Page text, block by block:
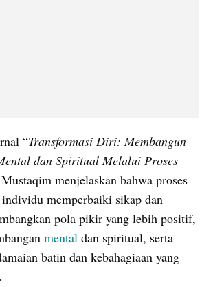
“Transformasi Diri: Membangun
dan Spiritual Melalui Proses
menjelaskan bahwa proses
memperbaiki sikap dan
pola pikir yang lebih positif,
mental dan spiritual, serta
batin dan kebahagiaan yang